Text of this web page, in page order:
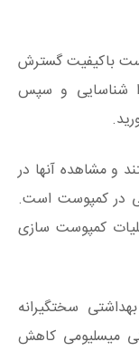
باکیفیت گسترش
شناسایی و سپس
و مشاهده آنها در
در کمپوست است.
کمپوست سازی
سختگیرانه
میسلیومی کاهش